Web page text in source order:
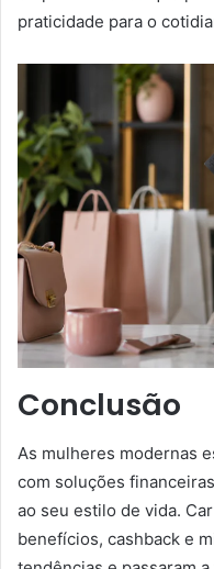
praticidade para o
Conclusão
As mulheres modernas
com soluções
ao seu estilo de vida.
benefícios, cashback e